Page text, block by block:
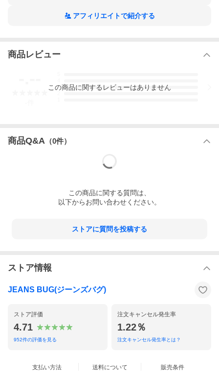
【素材】コットン95% ポリウレタン5%
（リブ：コットン100%）
アフィリエイトで紹介する
商品レビュー
3
この商品に関するレビューはありません
商品Q&A （0件）
この商品に関する質問は、
以下からお問い合わせください。
ストアに質問を投稿する
ストア情報
JEANS BUG(ジーンズバグ)
ストア評価
4.71
952件の評価を見る
注文キャンセル発生率
1.22％
注文キャンセル発生率とは？
支払い方法 送料について 販売条件